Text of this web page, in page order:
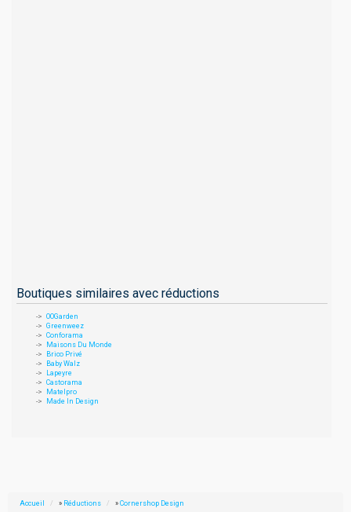
Boutiques similaires avec réductions
OOGarden
Greenweez
Conforama
Maisons Du Monde
Brico Privé
Baby Walz
Lapeyre
Castorama
Matelpro
Made In Design
Accueil » Réductions » Cornershop Design